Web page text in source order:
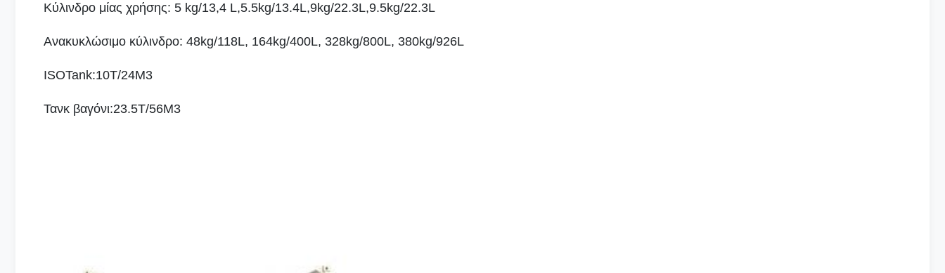
Κύλινδρο μίας χρήσης: 5 kg/13,4 L,5.5kg/13.4L,9kg/22.3L,9.5kg/22.3L
Ανακυκλώσιμο κύλινδρο: 48kg/118L, 164kg/400L, 328kg/800L, 380kg/926L
ISOTank:10T/24M3
Τανκ βαγόνι:23.5T/56M3